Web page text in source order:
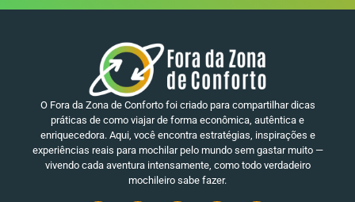
O Fora da Zona de Conforto foi criado para compartilhar dicas
práticas de como viajar de forma econômica, autêntica e
enriquecedora. Aqui, você encontra estratégias, inspirações e
experiências reais para mochilar pelo mundo sem gastar muito —
vivendo cada aventura intensamente, como todo verdadeiro
mochileiro sabe fazer.